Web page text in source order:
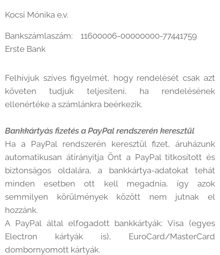
Kocsi Mónika e.v.
Bankszámlaszám: 11600006-00000000-77441759
Erste Bank
Felhívjuk szíves figyelmét, hogy rendelését csak azt
követen tudjuk teljesíteni, ha rendelésének
ellenértéke a számlánkra beérkezik.
Bankkártyás fizetés a PayPal rendszerén keresztül
Ha a PayPal rendszerén keresztül fizet, áruházunk
automatikusan átirányítja Önt a PayPal titkosított és
biztonságos oldalára, a bankkártya-adatokat tehát
minden esetben ott kell megadnia, így azok
semmilyen körülmények között nem jutnak el
hozzánk.
A PayPal által elfogadott bankkártyák: Visa (egyes
Electron kártyák is), EuroCard/MasterCard
dombornyomott kártyák.